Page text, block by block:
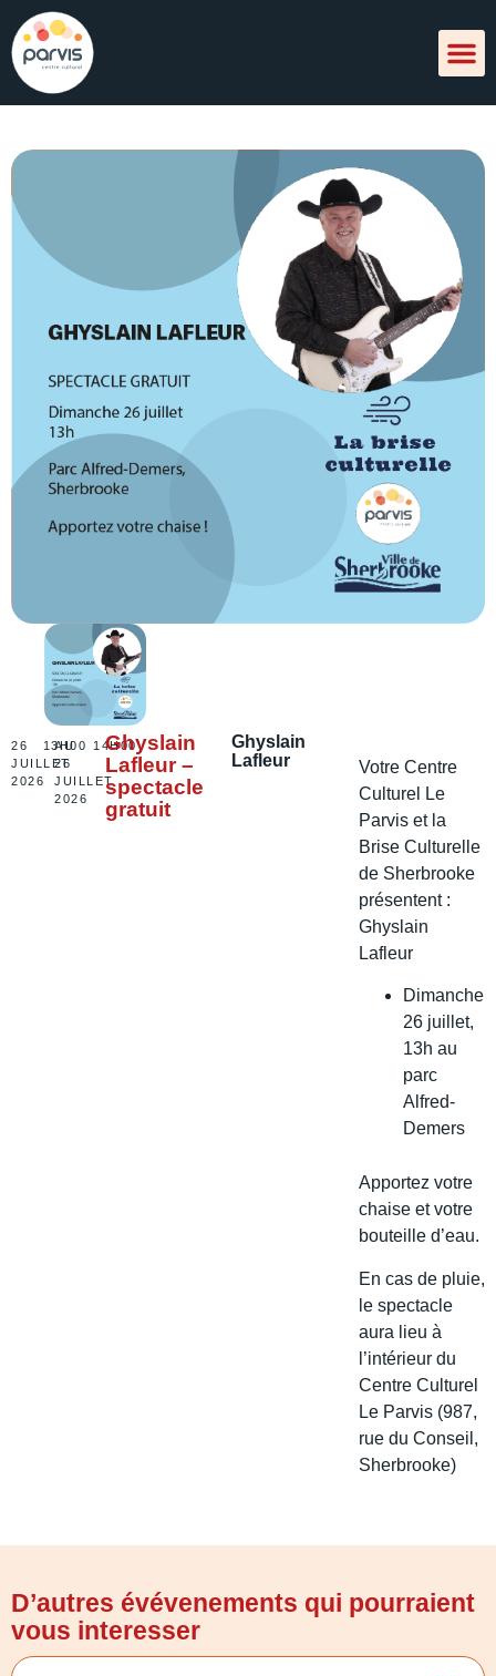
26
JUILLET
2026
13H00
AU
26
JUILLET
2026
14H00
Ghyslain
Lafleur –
spectacle
gratuit
Ghyslain
Lafleur
Votre Centre
Culturel Le
Parvis et la
Brise Culturelle
de Sherbrooke
présentent :
Ghyslain
Lafleur
Dimanche
26 juillet,
13h au
parc
Alfred-
Demers
Apportez votre
chaise et votre
bouteille d’eau.
En cas de pluie,
le spectacle
aura lieu à
l’intérieur du
Centre Culturel
Le Parvis (987,
rue du Conseil,
Sherbrooke)
D’autres évévenements qui pourraient
vous interesser